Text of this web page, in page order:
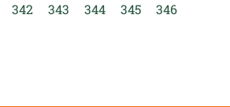
342 343 344 345
346